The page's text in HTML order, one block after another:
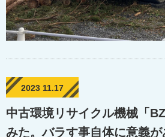
2023 11.17
中古環境リサイクル機械「
みた。バラす事自体に意義